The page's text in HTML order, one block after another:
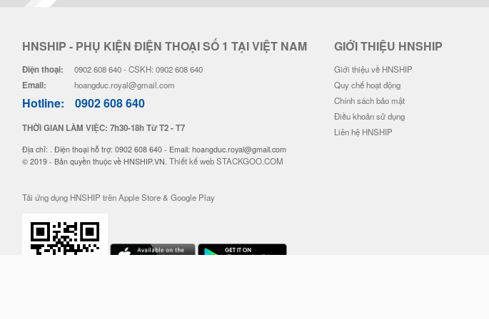
HNSHIP - PHỤ KIỆN ĐIỆN THOẠI SỐ 1 TẠI VIỆT NAM
Điện thoại: 0902 608 640 - CSKH: 0902 608 640
Email: hoangduc.royal@gmail.com
Hotline: 0902 608 640
THỜI GIAN LÀM VIỆC: 7h30-18h Từ T2 - T7
Địa chỉ: . Điện thoại hỗ trợ: 0902 608 640 - Email: hoangduc.royal@gmail.com
© 2019 - Bản quyền thuộc về HNSHIP.VN.Thiết kế web STACKGOO.COM
Tải ứng dụng HNSHIP trên Apple Store & Google Play
GIỚI THIỆU HNSHIP
Giới thiệu về HNSHIP
Quy chế hoạt động
Chính sách bảo mật
Điều khoản sử dụng
Liên hệ HNSHIP